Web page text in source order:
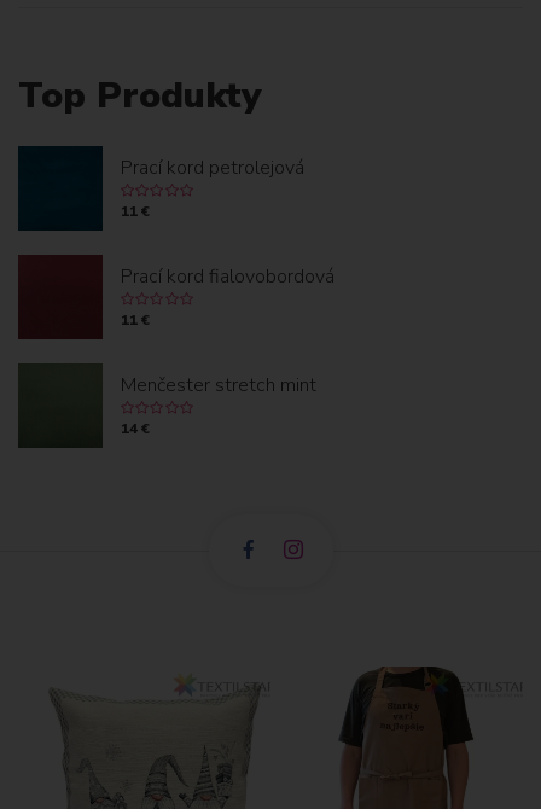
Top Produkty
Prací kord petrolejová
11 €
Prací kord fialovobordová
11 €
Menčester stretch mint
14 €